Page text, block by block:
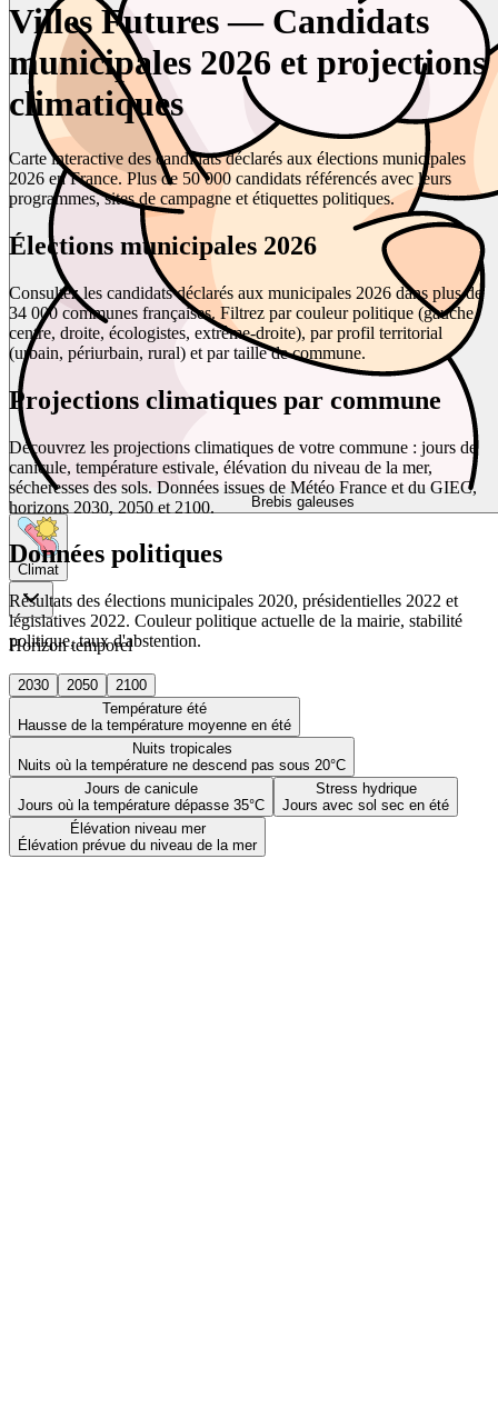
Brebis galeuses
Climat
Horizon temporel
2030 2050
2100
Température été
Hausse de la température moyenne en été
Nuits tropicales
Nuits où la température ne descend pas sous 20°C
Jours de canicule
Jours où la température dépasse 35°C
Stress hydrique
Jours avec sol sec en été
Élévation niveau mer
Élévation prévue du niveau de la mer
Villes Futures — Candidats
municipales 2026 et projections
climatiques
Carte interactive des candidats déclarés aux élections municipales
2026 en France. Plus de 50 000 candidats référencés avec leurs
programmes, sites de campagne et étiquettes politiques.
Élections municipales 2026
Consultez les candidats déclarés aux municipales 2026 dans plus de
34 000 communes françaises. Filtrez par couleur politique (gauche,
centre, droite, écologistes, extrême-droite), par profil territorial
(urbain, périurbain, rural) et par taille de commune.
Projections climatiques par commune
Découvrez les projections climatiques de votre commune : jours de
canicule, température estivale, élévation du niveau de la mer,
sécheresses des sols. Données issues de Météo France et du GIEC,
horizons 2030, 2050 et 2100.
Données politiques
Résultats des élections municipales 2020, présidentielles 2022 et
législatives 2022. Couleur politique actuelle de la mairie, stabilité
politique, taux d'abstention.